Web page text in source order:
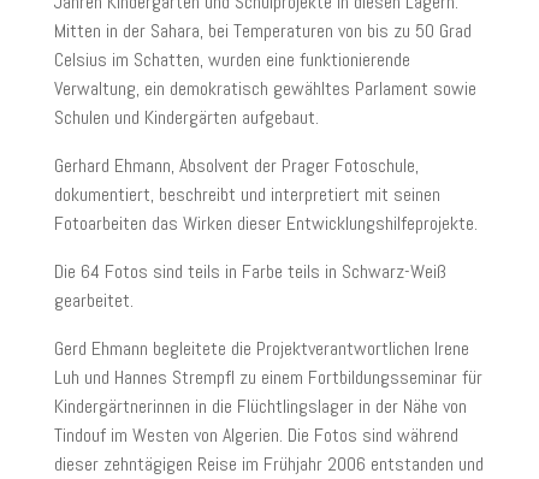
Mitten in der Sahara, bei Temperaturen von bis zu 50 Grad
Celsius im Schatten, wurden eine funktionierende
Verwaltung, ein demokratisch gewähltes Parlament sowie
Schulen und Kindergärten aufgebaut.
Gerhard Ehmann, Absolvent der Prager Fotoschule,
dokumentiert, beschreibt und interpretiert mit seinen
Fotoarbeiten das Wirken dieser Entwicklungshilfeprojekte.
Die 64 Fotos sind teils in Farbe teils in Schwarz-Weiß
gearbeitet.
Gerd Ehmann begleitete die Projektverantwortlichen Irene
Luh und Hannes Strempfl zu einem Fortbildungsseminar für
Kindergärtnerinnen in die Flüchtlingslager in der Nähe von
Tindouf im Westen von Algerien. Die Fotos sind während
dieser zehntägigen Reise im Frühjahr 2006 entstanden und